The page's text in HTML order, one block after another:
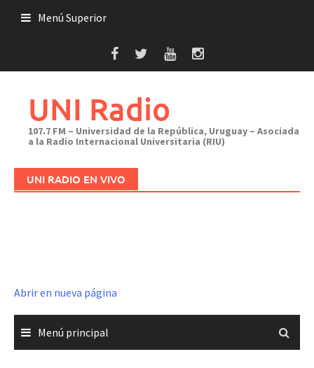
Menú Superior
UNI Radio
107.7 FM – Universidad de la República, Uruguay – Asociada
a la Radio Internacional Universitaria (RIU)
UNI RADIO EN VIVO
Abrir en nueva página
Menú principal